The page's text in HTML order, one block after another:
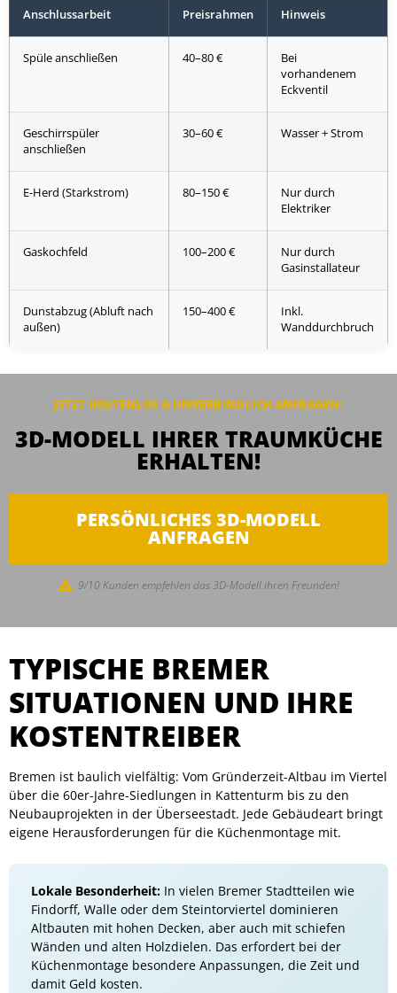
Anschlussarbeit Preisrahmen Hinweis
Spüle anschließen 40–80 €
Bei
vorhandenem
Eckventil
Geschirrspüler
anschließen
30–60 € Wasser + Strom
E-Herd (Starkstrom) 80–150 €
Nur durch
Elektriker
Gaskochfeld 100–200 €
Nur durch
Gasinstallateur
Dunstabzug (Abluft nach
außen)
150–400 €
Inkl.
Wanddurchbruch
JETZT KOSTENLOS & UNVERBINDLICH ANFRAGEN:
3D-MODELL IHRER TRAUMKÜCHE
ERHALTEN!
PERSÖNLICHES 3D-MODELL
ANFRAGEN
9/10 Kunden empfehlen das 3D-Modell ihren Freunden!
TYPISCHE BREMER
SITUATIONEN UND IHRE
KOSTENTREIBER
Bremen ist baulich vielfältig: Vom Gründerzeit-Altbau im Viertel
über die 60er-Jahre-Siedlungen in Kattenturm bis zu den
Neubauprojekten in der Überseestadt. Jede Gebäudeart bringt
eigene Herausforderungen für die Küchenmontage mit.
Lokale Besonderheit: In vielen Bremer Stadtteilen wie
Findorff, Walle oder dem Steintorviertel dominieren
Altbauten mit hohen Decken, aber auch mit schiefen
Wänden und alten Holzdielen. Das erfordert bei der
Küchenmontage besondere Anpassungen, die Zeit und
damit Geld kosten.